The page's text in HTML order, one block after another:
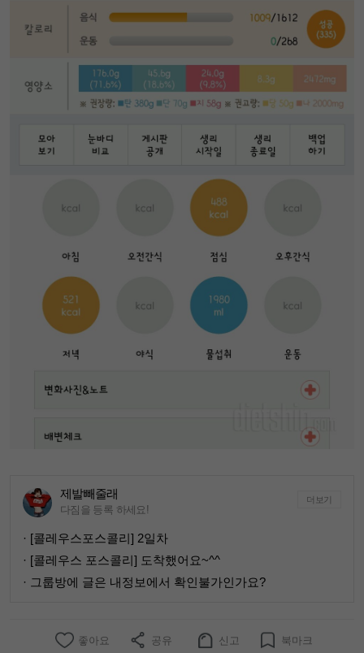
제발빼줄래
다짐을 등록 하세요!
더보기
· [콜레우스포스콜리] 2일차
· [콜레우스 포스콜리] 도착했어요~^^
· 그룹방에 글은 내정보에서 확인불가인가요?
좋아요 공유 신고 북마크